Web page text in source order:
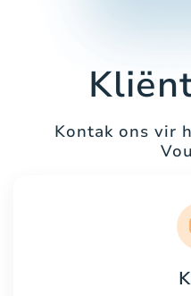
Kontak ons vir